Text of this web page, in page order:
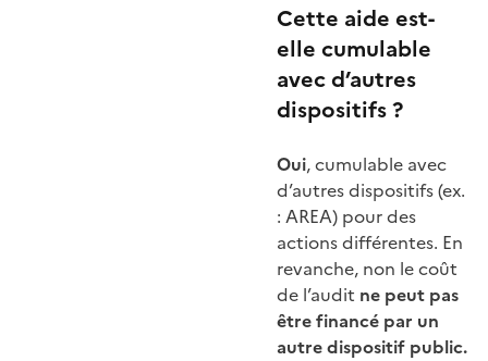
Cette aide est-
elle cumulable
avec d’autres
dispositifs ?
Oui, cumulable avec
d’autres dispositifs (ex.
: AREA) pour des
actions différentes. En
revanche, non le coût
de l’audit ne peut pas
être financé par un
autre dispositif public.